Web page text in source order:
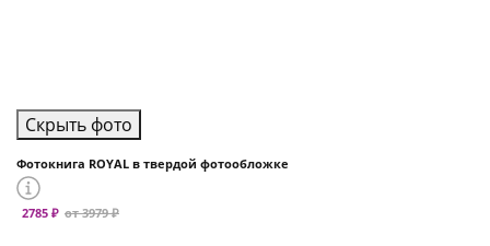
Скрыть фото
Фотокнига ROYAL в твердой фотообложке
2785 ₽ от 3979 ₽